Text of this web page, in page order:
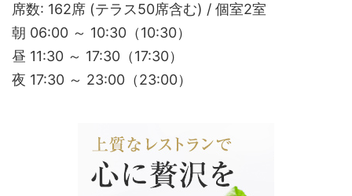
席数: 162席 (テラス50席含む) / 個室2室
朝 06:00 ～ 10:30（10:30）
昼 11:30 ～ 17:30（17:30）
夜 17:30 ～ 23:00（23:00）